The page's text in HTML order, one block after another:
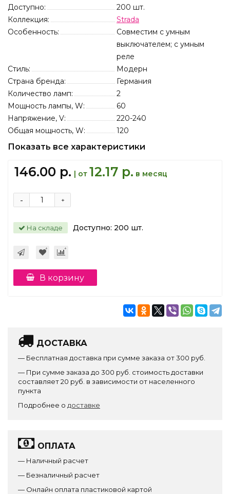
Доступно:
200 шт.
Коллекция:
Strada
Особенность:
Совместим с умным
выключателем; с умным
реле
Стиль:
Модерн
Страна бренда:
Германия
Количество ламп:
2
Мощность лампы, W:
60
Напряжение, V:
220-240
Общая мощность, W:
120
Показать все характеристики
146.00 р. | от 12.17 р. в месяц
+
-
На складе Доступно: 200 шт.
В корзину
ДОСТАВКА
— Бесплатная доставка при сумме заказа от 300 руб.
— При сумме заказа до 300 руб. стоимость доставки
составляет 20 руб. в зависимости от населенного
пункта
Подробнее о доставке
ОПЛАТА
— Наличный расчет
— Безналичный расчет
— Онлайн оплата пластиковой картой